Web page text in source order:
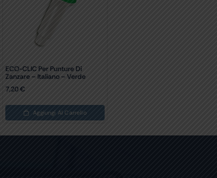
ECO-CLIC Per Punture Di
Zanzare – Italiano – Verde
7,20€
Aggiungi Al Carrello